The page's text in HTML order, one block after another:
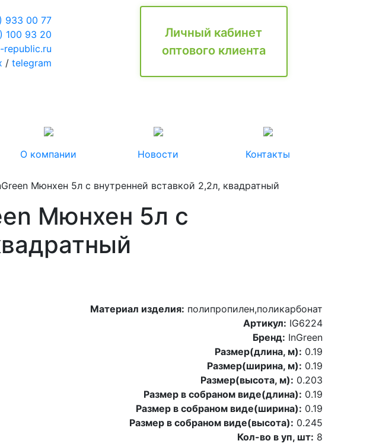
933 00 77
100 93 20
republic.ru
/ telegram
Личный кабинет
оптового клиента
О компании Новости Контакты
Мюнхен 5л с внутренней вставкой 2,2л, квадратный
Мюнхен 5л с
Материал изделия: полипропилен,поликарбонат
Артикул: IG6224
Бренд: InGreen
Размер(длина, м): 0.19
Размер(ширина, м): 0.19
Размер(высота, м): 0.203
Размер в собраном виде(длина): 0.19
Размер в собраном виде(ширина): 0.19
Размер в собраном виде(высота): 0.245
Кол-во в уп, шт: 8